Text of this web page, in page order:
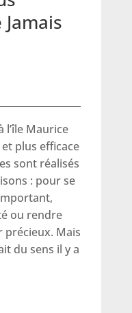
l’île Maurice
plus efficace
sont réalisés
: pour se
ou rendre
précieux. Mais
du sens il y a